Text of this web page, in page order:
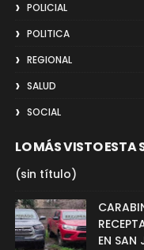
POLICIAL
POLITICA
REGIONAL
SALUD
SOCIAL
LO MÁS VISTO ESTA
(sin título)
EN SAN